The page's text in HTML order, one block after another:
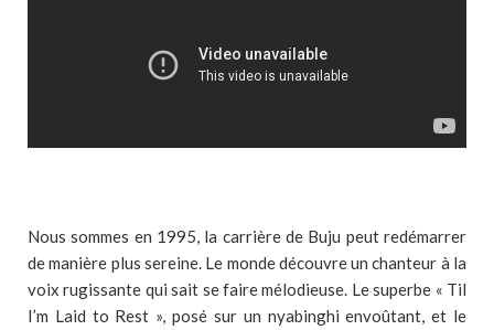
Nous sommes en 1995, la carrière de Buju peut redémarrer
de manière plus sereine. Le monde découvre un chanteur à la
voix rugissante qui sait se faire mélodieuse. Le superbe « Til
I’m Laid to Rest », posé sur un nyabinghi envoûtant, et le